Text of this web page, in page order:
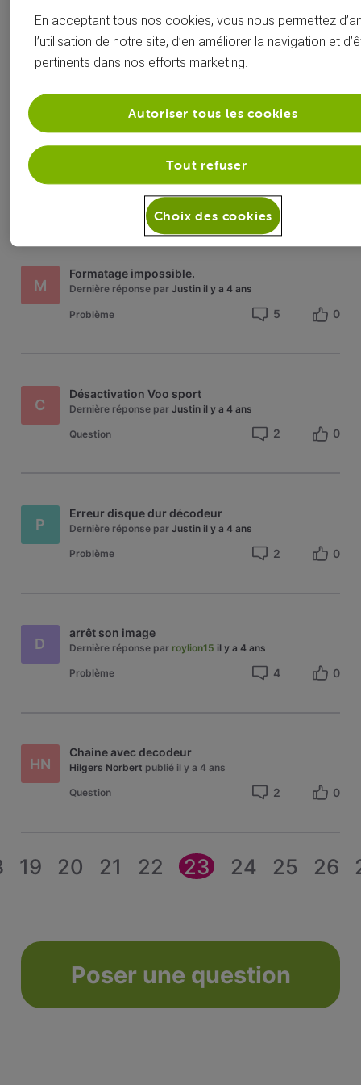
T
Solution acceptée
Erreur 6010 sur box évasion
Dernière réponse par Tournaux il y a 4 ans
MG Dernière réponse par Marcs il y a 4 ans
2
M
Formatage impossible.
Dernière réponse par Justin il y a 4 ans
Problème 5 0
C
Désactivation Voo sport
Dernière réponse par Justin il y a 4 ans
Question 2 0
P
Erreur disque dur décodeur
Dernière réponse par Justin il y a 4 ans
Problème 2 0
D
arrêt son image
Dernière réponse par roylion15 il y a 4 ans
Problème 4 0
HN
Chaine avec decodeur
Hilgers Norbert publié il y a 4 ans
Question 2 0
19 20 21 22 23 24 25 26
Poser une question
En acceptant tous nos cookies, vous nous permettez
l’utilisation de notre site, d’en améliorer la navigation et
pertinents dans nos efforts marketing.
Tout refuser
Autoriser tous les cookies
Choix des cookies